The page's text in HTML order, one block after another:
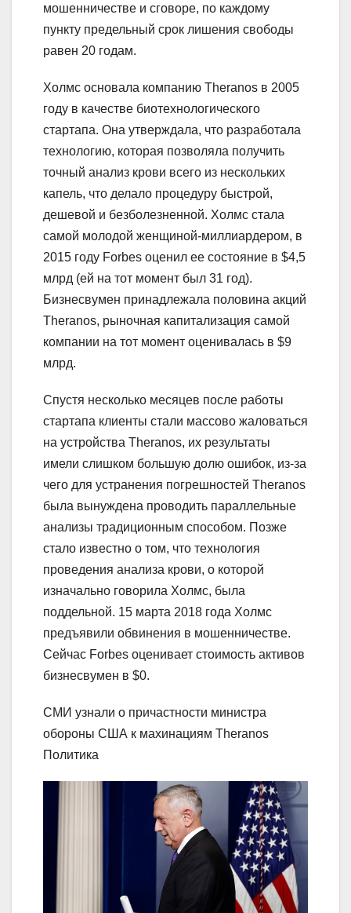
мошенничестве и сговоре, по каждому
пункту предельный срок лишения свободы
равен 20 годам.
Холмс основала компанию Theranos в 2005
году в качестве биотехнологического
стартапа. Она утверждала, что разработала
технологию, которая позволяла получить
точный анализ крови всего из нескольких
капель, что делало процедуру быстрой,
дешевой и безболезненной. Холмс стала
самой молодой женщиной-миллиардером, в
2015 году Forbes оценил ее состояние в $4,5
млрд (ей на тот момент был 31 год).
Бизнесвумен принадлежала половина акций
Theranos, рыночная капитализация самой
компании на тот момент оценивалась в $9
млрд.
Спустя несколько месяцев после работы
стартапа клиенты стали массово жаловаться
на устройства Theranos, их результаты
имели слишком большую долю ошибок, из-за
чего для устранения погрешностей Theranos
была вынуждена проводить параллельные
анализы традиционным способом. Позже
стало известно о том, что технология
проведения анализа крови, о которой
изначально говорила Холмс, была
поддельной. 15 марта 2018 года Холмс
предъявили обвинения в мошенничестве.
Cейчас Forbes оценивает стоимость активов
бизнесвумен в $0.
СМИ узнали о причастности министра
обороны США к махинациям Theranos
Политика